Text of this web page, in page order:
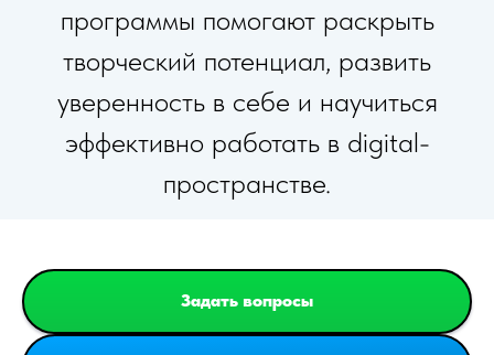
программы помогают раскрыть
творческий потенциал, развить
уверенность в себе и научиться
эффективно работать в digital-
пространстве.
Задать вопросы